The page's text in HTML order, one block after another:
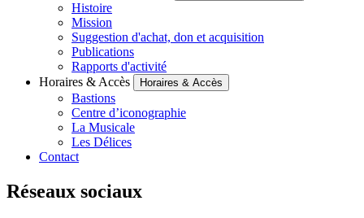
Histoire
Mission
Suggestion d'achat, don et acquisition
Publications
Rapports d'activité
Horaires & Accès
Horaires & Accès
Bastions
Centre d’iconographie
La Musicale
Les Délices
Contact
Réseaux sociaux